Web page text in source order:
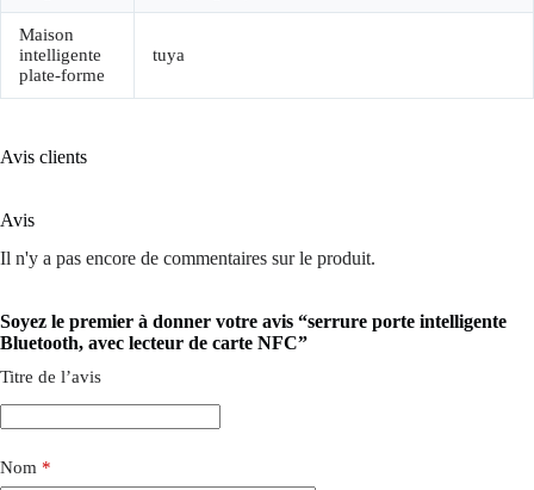
Maison
intelligente
plate-forme
tuya
Avis clients
Avis
Il n'y a pas encore de commentaires sur le produit.
Soyez le premier à donner votre avis “serrure porte intelligente
Bluetooth, avec lecteur de carte NFC”
Titre de l’avis
Nom *